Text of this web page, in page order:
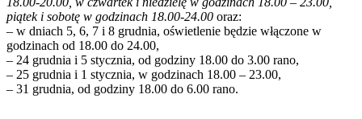
piątek i sobotę w godzinach 18.00-24.00 oraz:
– w dniach 5, 6, 7 i 8 grudnia, oświetlenie będzie włączone w
godzinach od 18.00 do 24.00,
– 24 grudnia i 5 stycznia, od godziny 18.00 do 3.00 rano,
– 25 grudnia i 1 stycznia, w godzinach 18.00 – 23.00,
– 31 grudnia, od godziny 18.00 do 6.00 rano.